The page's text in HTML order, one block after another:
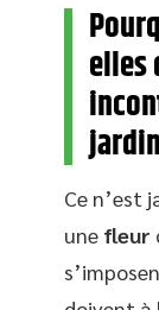
elles
Ce n’est
une fleur